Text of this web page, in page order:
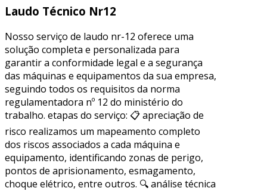
Laudo Técnico Nr12
Nosso serviço de laudo nr-12 oferece uma
solução completa e personalizada para
garantir a conformidade legal e a segurança
das máquinas e equipamentos da sua empresa,
seguindo todos os requisitos da norma
regulamentadora nº 12 do ministério do
trabalho. etapas do serviço: 📋 apreciação de
risco realizamos um mapeamento completo
dos riscos associados a cada máquina e
equipamento, identificando zonas de perigo,
pontos de aprisionamento, esmagamento,
choque elétrico, entre outros. 🔍 análise técnica